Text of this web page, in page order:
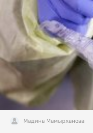
Мадина Мамырханова